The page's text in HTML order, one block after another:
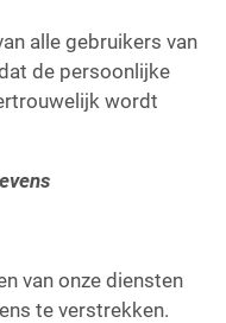
alle gebruikers van
de persoonlijke
wordt
van onze diensten
te verstrekken.